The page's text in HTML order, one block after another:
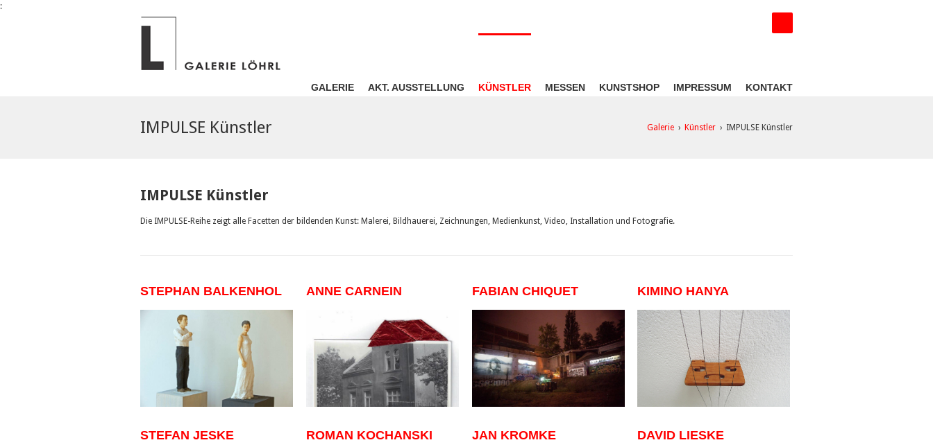
:
GALERIE AKT. AUSSTELLUNG KÜNSTLER MESSEN KUNSTSHOP IMPRESSUM KONTAKT
IMPULSE Künstler Galerie › Künstler › IMPULSE Künstler
IMPULSE Künstler
Die IMPULSE-Reihe zeigt alle Facetten der bildenden Kunst: Malerei, Bildhauerei, Zeichnungen, Medienkunst, Video, Installation und Fotografie.
STEPHAN BALKENHOL ANNE CARNEIN FABIAN CHIQUET KIMINO HANYA
STEFAN JESKE ROMAN KOCHANSKI JAN KROMKE DAVID LIESKE